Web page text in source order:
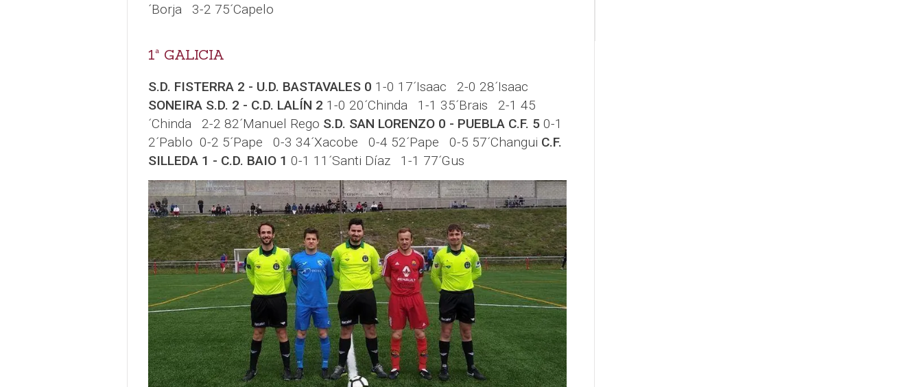
´Borja 3-2 75´Capelo
1ª GALICIA
S.D. FISTERRA 2 - U.D. BASTAVALES 0 1-0 17´Isaac 2-0 28´Isaac
SONEIRA S.D. 2 - C.D. LALÍN 2 1-0 20´Chinda 1-1 35´Brais 2-1 45
´Chinda 2-2 82´Manuel Rego S.D. SAN LORENZO 0 - PUEBLA C.F. 50-1
2´Pablo 0-2 5´Pape 0-3 34´Xacobe 0-4 52´Pape 0-5 57´Changui C.F.
SILLEDA 1 - C.D. BAIO 1 0-1 11´Santi Díaz 1-1 77´Gus